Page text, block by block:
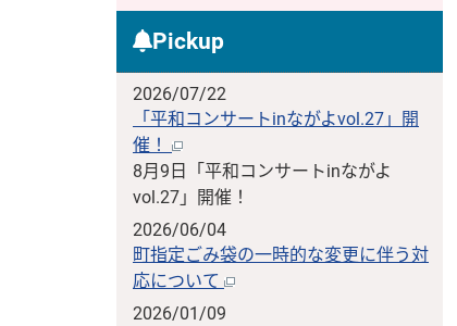
Pickup
2026/07/22
「平和コンサートinながよvol.27」開
催！
8月9日「平和コンサートinながよ
vol.27」開催！
2026/06/04
町指定ごみ袋の一時的な変更に伴う対
応について
2026/01/09